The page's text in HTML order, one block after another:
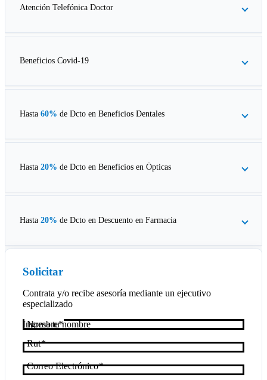
Atención Telefónica Doctor
Beneficios Covid-19
Hasta 60% de Dcto en Beneficios Dentales
Hasta 20% de Dcto en Beneficios en Ópticas
Hasta 20% de Dcto en Descuento en Farmacia
Solicitar
Contrata y/o recibe asesoría mediante un ejecutivo
especializado
Nombre
Rut
Correo Electrónico